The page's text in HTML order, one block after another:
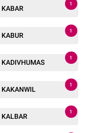
KABAR
1
KABUR
1
KADIVHUMAS
1
KAKANWIL
1
KALBAR
1